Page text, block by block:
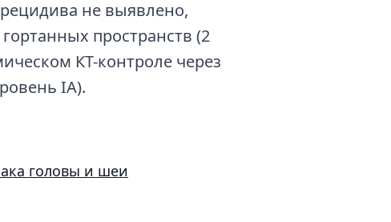
не выявлено,
пространств (2
КТ-контроле через
IA).
головы и шеи